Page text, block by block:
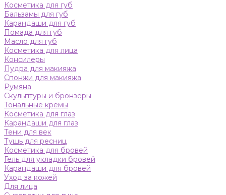
Косметика для губ
Бальзамы для губ
Карандаши для губ
Помада для губ
Масло для губ
Косметика для лица
Консилеры
Пудра для макияжа
Спонжи для макияжа
Румяна
Скульптуры и бронзеры
Тональные кремы
Косметика для глаз
Карандаши для глаз
Тени для век
Тушь для ресниц
Косметика для бровей
Гель для укладки бровей
Карандаши для бровей
Уход за кожей
Для лица